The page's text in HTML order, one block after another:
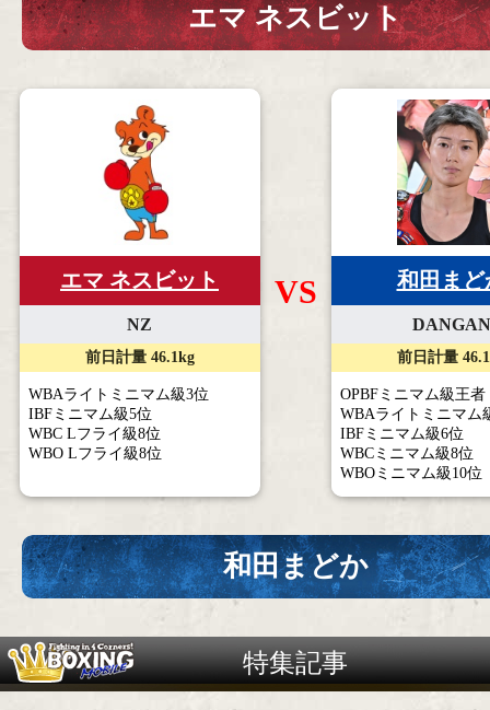
エマ ネスビット
エマ ネスビット
NZ
前日計量 46.1kg
WBAライトミニマム級3位
IBFミニマム級5位
WBC Lフライ級8位
WBO Lフライ級8位
VS 和田まど
DANGAN
前日計量
OPBFミニマム級王者
WBAライトミニマム
IBFミニマム級6位
WBCミニマム級8位
WBOミニマム級10位
和田まどか
特集記事